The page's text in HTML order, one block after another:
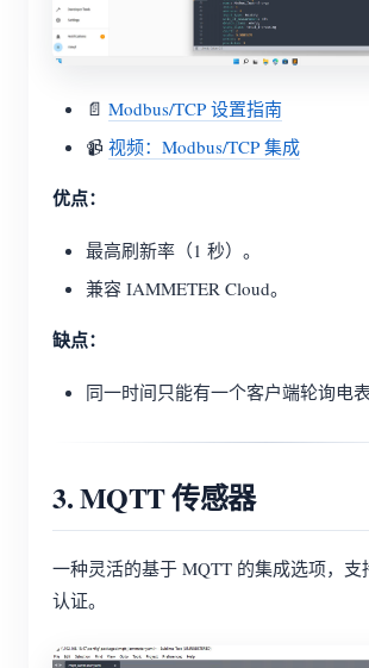
📄 Modbus/TCP 设置指南
📹 视频：Modbus/TCP 集成
优点：
最高刷新率（1 秒）。
兼容 IAMMETER Cloud。
缺点：
同一时间只能有一个客户端轮询电表
3. MQTT 传感器
一种灵活的基于 MQTT 的集成选项，支
认证。